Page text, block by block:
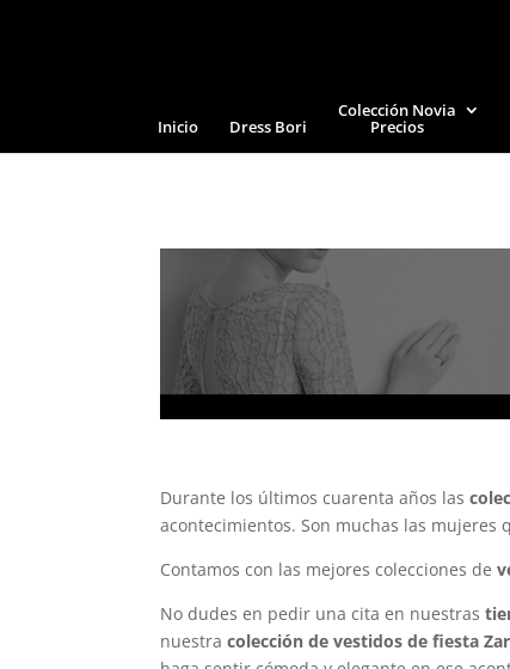
Inicio Dress Bori
Colección Novia
Precios
Durante los últimos cuarenta años las
acontecimientos. Son muchas las
Contamos con las mejores colecciones de
No dudes en pedir una cita en nuestras
nuestracolección de vestidos de fiesta